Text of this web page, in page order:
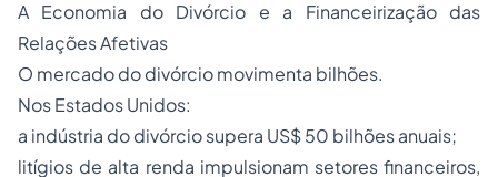
A Economia do Divórcio e a Financeirização das
Relações Afetivas
O mercado do divórcio movimenta bilhões.
Nos Estados Unidos:
a indústria do divórcio supera US$ 50 bilhões anuais;
litígios de alta renda impulsionam setores financeiros,